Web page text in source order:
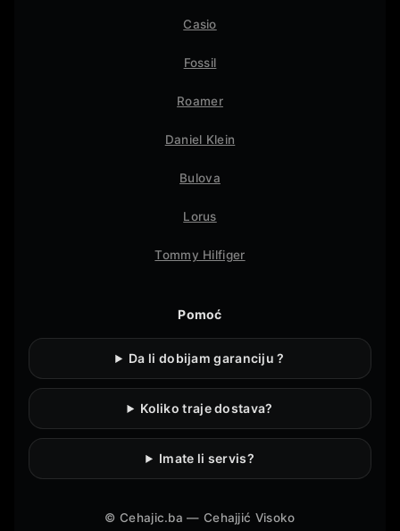
Casio
Fossil
Roamer
Daniel Klein
Bulova
Lorus
Tommy Hilfiger
Pomoć
Da li dobijam garanciju ?
Koliko traje dostava?
Imate li servis?
©Cehajic.ba — Cehajjić Visoko